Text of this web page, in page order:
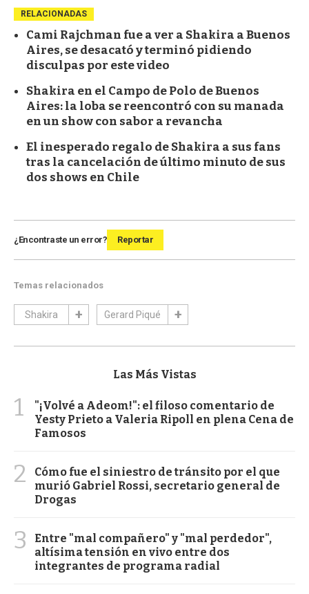
RELACIONADAS
Cami Rajchman fue a ver a Shakira a Buenos
Aires, se desacató y terminó pidiendo
disculpas por este video
Shakira en el Campo de Polo de Buenos
Aires: la loba se reencontró con su manada
en un show con sabor a revancha
El inesperado regalo de Shakira a sus fans
tras la cancelación de último minuto de sus
dos shows en Chile
¿Encontraste un error? Reportar
Temas relacionados
Shakira Gerard Piqué
Las Más Vistas
1
"¡Volvé a Adeom!": el filoso comentario de
Yesty Prieto a Valeria Ripoll en plena Cena de
Famosos
2
Cómo fue el siniestro de tránsito por el que
murió Gabriel Rossi, secretario general de
Drogas
3
Entre "mal compañero" y "mal perdedor",
altísima tensión en vivo entre dos
integrantes de programa radial